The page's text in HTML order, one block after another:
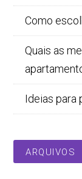
Como
Quais as
Ideias para
ARQUIVOS